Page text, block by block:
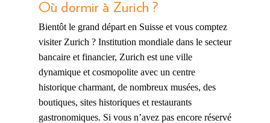
Où dormir à Zurich ?
Bientôt le grand départ en Suisse et vous comptez
visiter Zurich ? Institution mondiale dans le secteur
bancaire et financier, Zurich est une ville
dynamique et cosmopolite avec un centre
historique charmant, de nombreux musées, des
boutiques, sites historiques et restaurants
gastronomiques. Si vous n’avez pas encore réservé